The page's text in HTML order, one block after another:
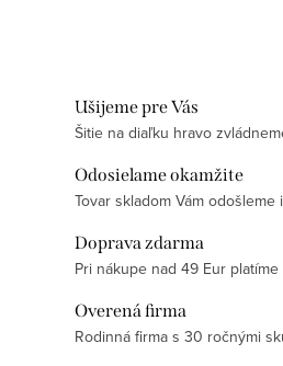
Ušijeme pre Vás
Šitie na diaľku hravo
Odosielame okamžite
Tovar skladom Vám odošleme
Doprava zdarma
Pri nákupe nad 49 Eur
Overená firma
Rodinná firma s 30 ročnými